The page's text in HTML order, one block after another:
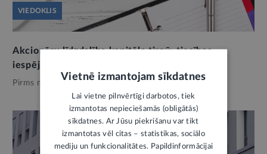
VIEDOKLIS
Akcionāru līdzdalība kapitāla tirgū: tiesības,
iespējas un pievienotā vērtība
Pirms mēneša, Finanses
Vietnē izmantojam sīkdatnes
Lai vietne pilnvērtīgi darbotos, tiek
izmantotas nepieciešamās (obligātās)
sīkdatnes. Ar Jūsu piekrišanu var tikt
izmantotas vēl citas – statistikas, sociālo
mediju un funkcionalitātes. Papildinformācijai